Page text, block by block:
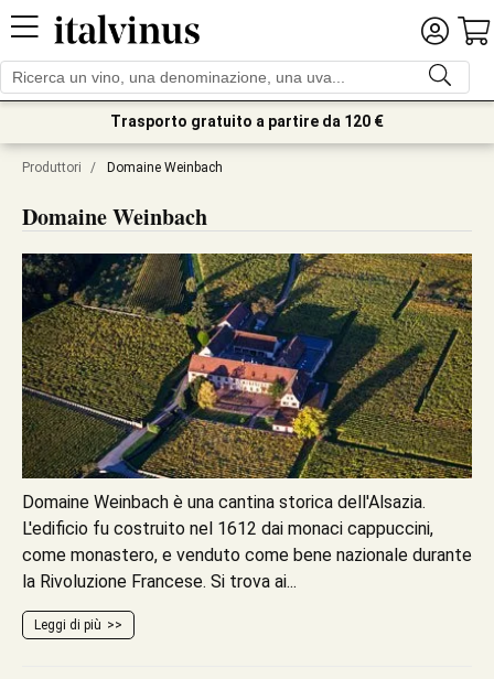
Trasporto gratuito a partire da 120 €
Produttori / Domaine Weinbach
Domaine Weinbach
Domaine Weinbach è una cantina storica dell'Alsazia.
L'edificio fu costruito nel 1612 dai monaci cappuccini,
come monastero, e venduto come bene nazionale durante
la Rivoluzione Francese. Si trova ai...
Leggi di più